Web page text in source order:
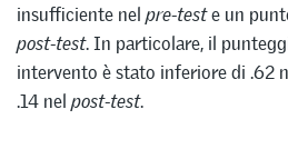
insufficiente nel pre-teste un
post-test. In particolare, il
intervento è stato inferiore di .62
.14 nel post-test.